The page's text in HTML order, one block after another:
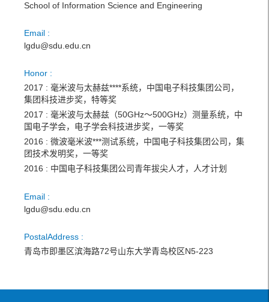
School of Information Science and Engineering
Email :
lgdu@sdu.edu.cn
Honor :
2017 : 毫米波与太赫兹****系统，中国电子科技集团公司，
集团科技进步奖，特等奖
2017 : 毫米波与太赫兹（50GHz～500GHz）测量系统，中
国电子学会，电子学会科技进步奖，一等奖
2016 : 微波毫米波***测试系统，中国电子科技集团公司，集
团技术发明奖，一等奖
2016 : 中国电子科技集团公司青年拔尖人才，人才计划
Email :
lgdu@sdu.edu.cn
PostalAddress :
青岛市即墨区滨海路72号山东大学青岛校区N5-223